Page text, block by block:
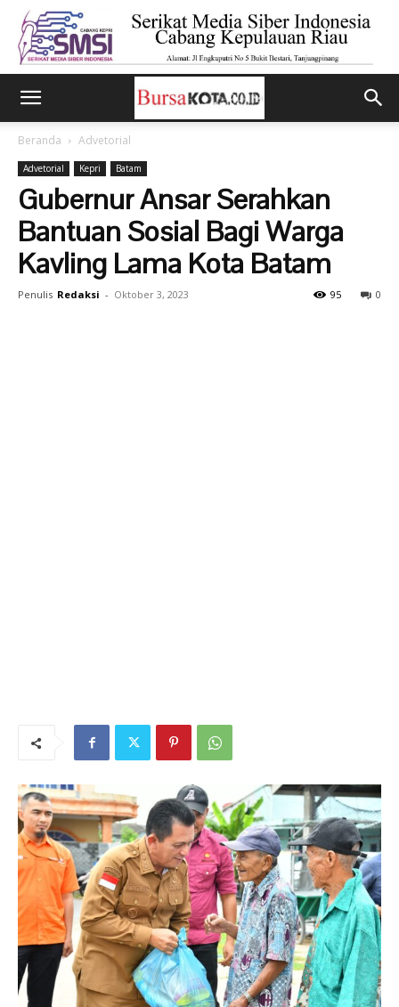
Beranda Advetorial
Advetorial Kepri Batam
Gubernur Ansar Serahkan
Bantuan Sosial Bagi Warga
Kavling Lama Kota Batam
Penulis Redaksi - Oktober 3, 2023 0
95